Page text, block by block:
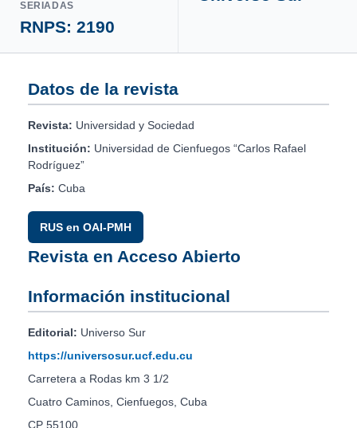
SERIADAS
RNPS: 2190
Datos de la revista
Revista: Universidad y Sociedad
Institución: Universidad de Cienfuegos “Carlos Rafael
Rodríguez”
País: Cuba
RUS en OAI-PMH
Revista en Acceso Abierto
Información institucional
Editorial: Universo Sur
https://universosur.ucf.edu.cu
Carretera a Rodas km 3 1/2
Cuatro Caminos, Cienfuegos, Cuba
CP 55100